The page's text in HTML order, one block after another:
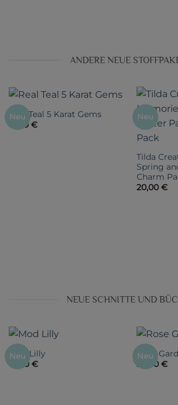
ANDERE NEUE
Neu
Real Teal 5 Karat Gems
18,50€
Neu
Tilda
Spring
Charm
20,00 €
NEUE SCHNITTE UND
Neu
Mod Lilly
14,00€
Neu
Rose
26,00 €